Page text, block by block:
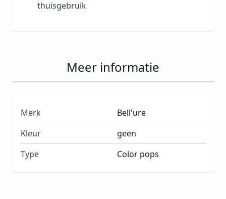
thuisgebruik
Meer informatie
Merk
Bell'ure
Kleur
geen
Type
Color pops